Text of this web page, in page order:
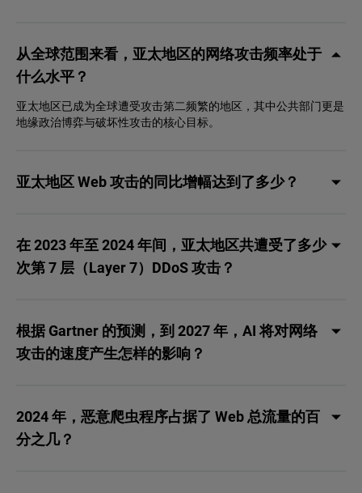
从全球范围来看，亚太地区的网络攻击频率处于
什么水平？
亚太地区已成为全球遭受攻击第二频繁的地区，其中公共部门更是
地缘政治博弈与破坏性攻击的核心目标。
亚太地区 Web 攻击的同比增幅达到了多少？
在 2023 年至 2024 年间，亚太地区共遭受了多少
次第 7 层（Layer 7）DDoS 攻击？
根据 Gartner 的预测，到 2027 年，AI 将对网络
攻击的速度产生怎样的影响？
2024 年，恶意爬虫程序占据了 Web 总流量的百
分之几？